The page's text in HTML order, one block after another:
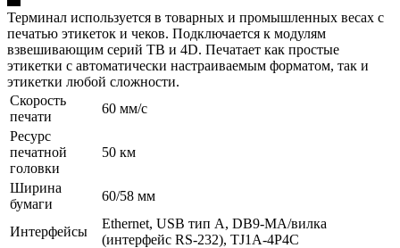
Терминал используется в товарных и промышленных весах с
печатью этикеток и чеков. Подключается к модулям
взвешивающим серий TB и 4D. Печатает как простые
этикетки с автоматически настраиваемым форматом, так и
этикетки любой сложности.
Скорость
печати
60 мм/с
Ресурс
печатной
головки
50 км
Ширина
бумаги
60/58 мм
Интерфейсы
Ethernet, USB тип А, DB9-MА/вилка
(интерфейс RS-232), TJ1A-4P4C